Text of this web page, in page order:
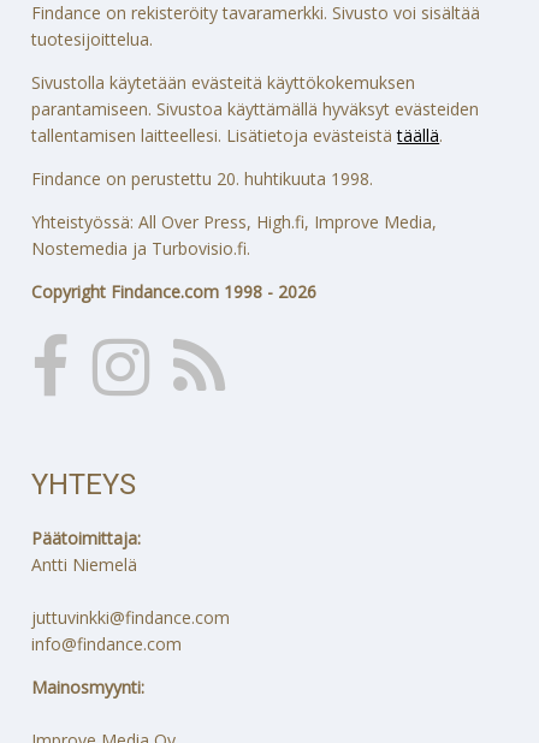
Findance on rekisteröity tavaramerkki. Sivusto voi sisältää
tuotesijoittelua.
Sivustolla käytetään evästeitä käyttökokemuksen
parantamiseen. Sivustoa käyttämällä hyväksyt evästeiden
tallentamisen laitteellesi. Lisätietoja evästeistätäällä.
Findance on perustettu 20. huhtikuuta 1998.
Yhteistyössä: All Over Press, High.fi, Improve Media,
Nostemedia ja Turbovisio.fi.
Copyright Findance.com 1998 - 2026
YHTEYS
Päätoimittaja:
Antti Niemelä
juttuvinkki@findance.com
info@findance.com
Mainosmyynti: